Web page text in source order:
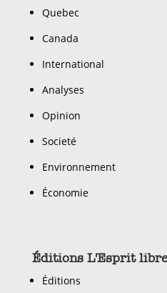
Quebec
Canada
International
Analyses
Opinion
Societé
Environnement
Économie
Éditions L'Esprit
Éditions